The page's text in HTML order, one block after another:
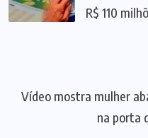
R$ 110
Vídeo mostra mulher
na porta